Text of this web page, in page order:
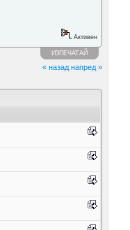
Активен
ИЗПЕЧАТАЙ
« назад напред »